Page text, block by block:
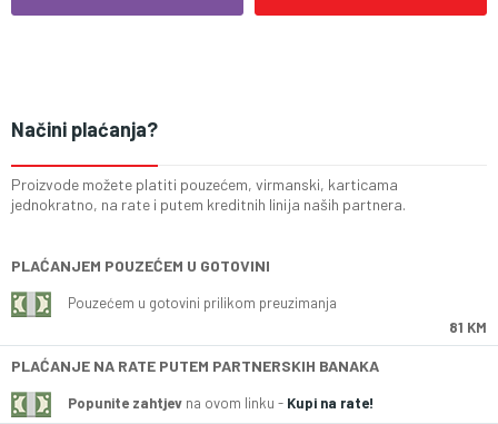
Načini plaćanja?
Proizvode možete platiti pouzećem, virmanski, karticama
jednokratno, na rate i putem kreditnih linija naših partnera.
PLAĆANJEM POUZEĆEM U GOTOVINI
Pouzećem u gotovini prilikom preuzimanja
81 KM
PLAĆANJE NA RATE PUTEM PARTNERSKIH BANAKA
Popunite zahtjev na ovom linku - Kupi na rate!